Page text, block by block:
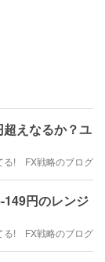
えなるか？ユ
る! FX戦略のブログ
149円のレンジ
る! FX戦略のブログ